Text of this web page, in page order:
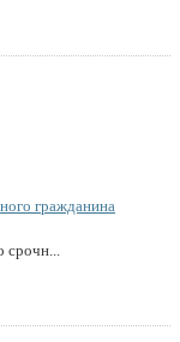
гражданина